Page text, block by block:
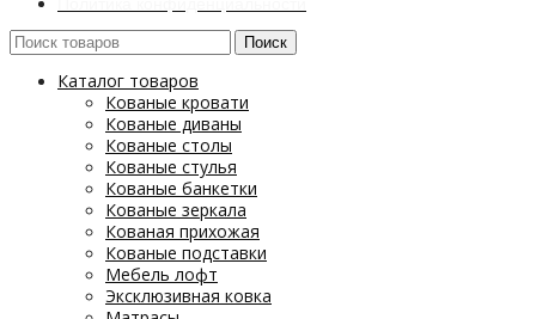
Поиск
Каталог товаров
Кованые кровати
Кованые диваны
Кованые столы
Кованые стулья
Кованые банкетки
Кованые зеркала
Кованая прихожая
Кованые подставки
Мебель лофт
Эксклюзивная ковка